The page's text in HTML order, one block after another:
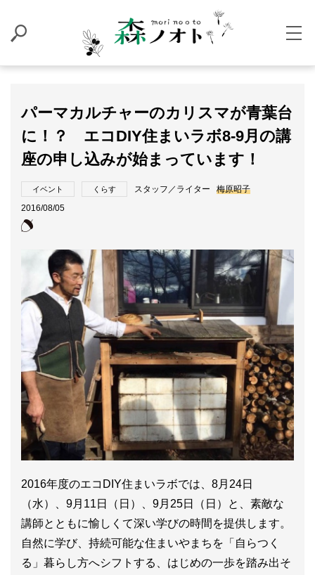
パーマカルチャーのカリスマが青葉台
に！？ エコDIY住まいラボ8-9月の講
座の申し込みが始まっています！
イベント くらす スタッフ／ライター
梅原昭子
2016/08/05
2016年度のエコDIY住まいラボでは、8月24日
（水）、9月11日（日）、9月25日（日）と、素敵な
講師とともに愉しくて深い学びの時間を提供します。
自然に学び、持続可能な住まいやまちを「自らつく
る」暮らし方へシフトする、はじめの一歩を踏み出そ